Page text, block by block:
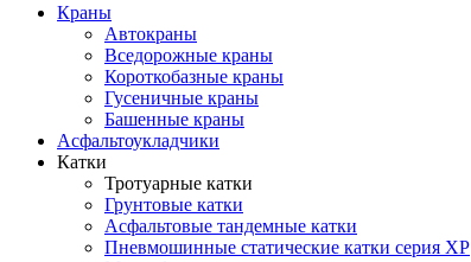
Краны
Автокраны
Вседорожные краны
Короткобазные краны
Гусеничные краны
Башенные краны
Асфальтоукладчики
Катки
Тротуарные катки
Грунтовые катки
Асфальтовые тандемные катки
Пневмошинные статические катки серия XP